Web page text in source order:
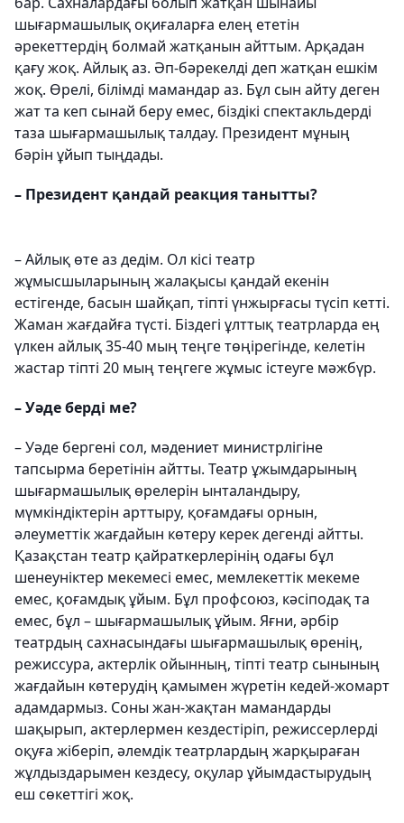
шығармашылық оқиғаларға елең ететін
әрекеттердің болмай жатқанын айттым. Арқадан
қағу жоқ. Айлық аз. Әп-бәрекелді деп жатқан ешкім
жоқ. Өрелі, білімді мамандар аз. Бұл сын айту деген
жат та кеп сынай беру емес, біздікі спектакльдерді
таза шығармашылық талдау. Президент мұның
бәрін ұйып тыңдады.
– Президент қандай реакция танытты?
– Айлық өте аз дедім. Ол кісі театр
жұмысшыларының жалақысы қандай екенін
естігенде, басын шайқап, тіпті үнжырғасы түсіп кетті.
Жаман жағдайға түсті. Біздегі ұлттық театрларда ең
үлкен айлық 35-40 мың теңге төңірегінде, келетін
жастар тіпті 20 мың теңгеге жұмыс істеуге мәжбүр.
– Уәде берді ме?
– Уәде бергені сол, мәдениет министрлігіне
тапсырма беретінін айтты. Театр ұжымдарының
шығармашылық өрелерін ынталандыру,
мүмкіндіктерін арттыру, қоғамдағы орнын,
әлеуметтік жағдайын көтеру керек дегенді айтты.
Қазақстан театр қайраткерлерінің одағы бұл
шенеуніктер мекемесі емес, мемлекеттік мекеме
емес, қоғамдық ұйым. Бұл профсоюз, кәсіподақ та
емес, бұл – шығармашылық ұйым. Яғни, әрбір
театрдың сахнасындағы шығармашылық өренің,
режиссура, актерлік ойынның, тіпті театр сынының
жағдайын көтерудің қамымен жүретін кедей-жомарт
адамдармыз. Соны жан-жақтан мамандарды
шақырып, актерлермен кездестіріп, режиссерлерді
оқуға жіберіп, әлемдік театрлардың жарқыраған
жұлдыздарымен кездесу, оқулар ұйымдастырудың
еш сөкеттігі жоқ.